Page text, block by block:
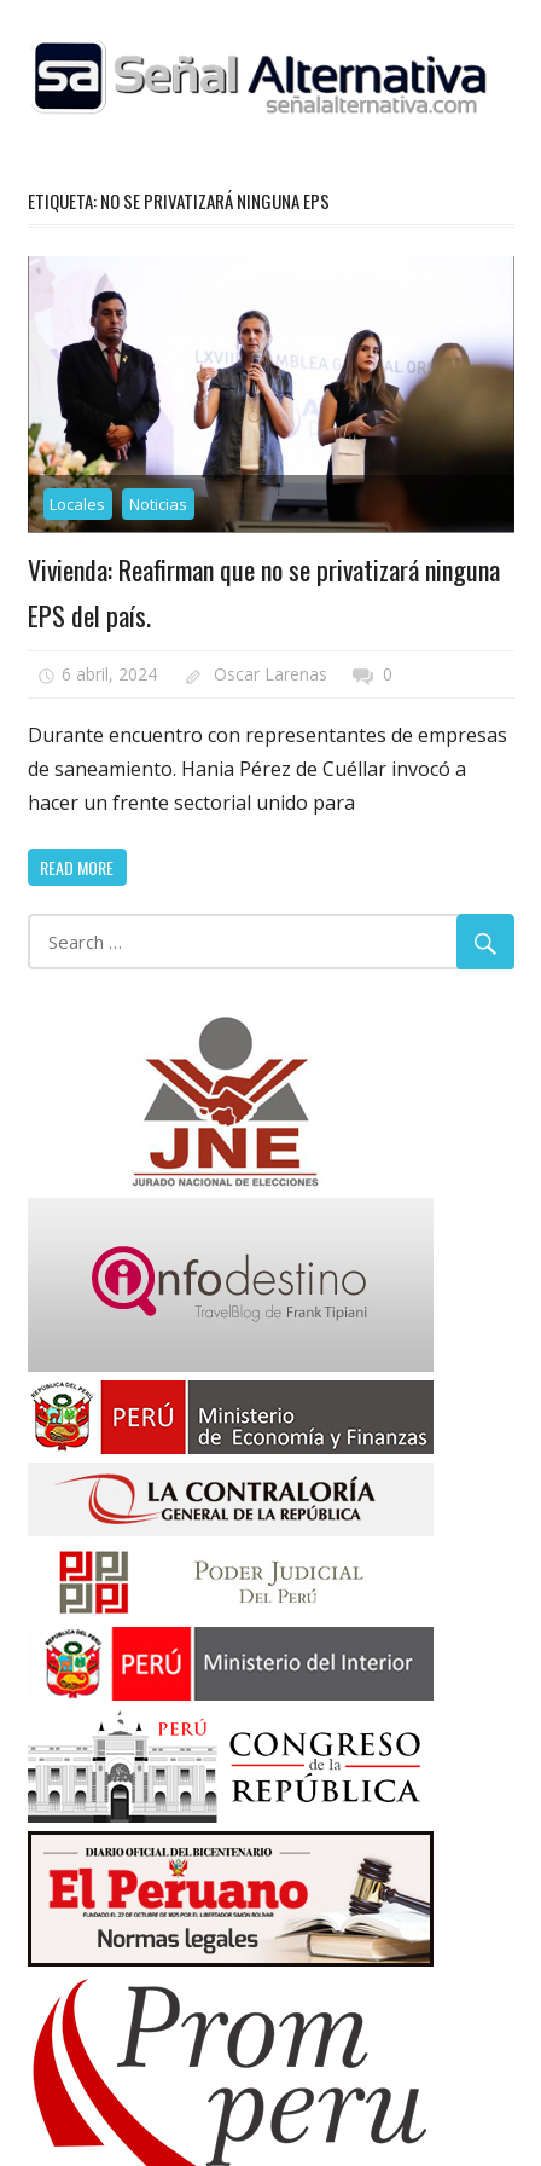
content
ETIQUETA:NO SE PRIVATIZARÁ NINGUNA EPS
Locales Noticias
Vivienda: Reafirman que no se privatizará ninguna
EPS del país.
6 abril, 2024 Oscar Larenas 0
Durante encuentro con representantes de empresas
de saneamiento. Hania Pérez de Cuéllar invocó a
hacer un frente sectorial unido para
READ MORE